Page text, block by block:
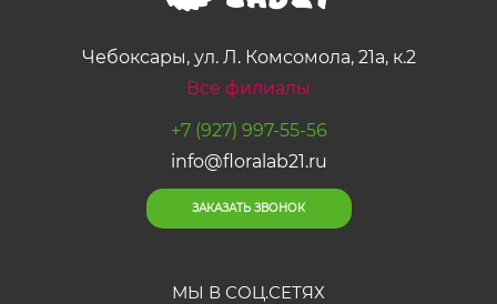
Чебоксары, ул. Л. Комсомола, 21а, к.2
Все филиалы
+7 (927) 997-55-56
info@floralab21.ru
ЗАКАЗАТЬ ЗВОНОК
МЫ В СОЦ.СЕТЯХ